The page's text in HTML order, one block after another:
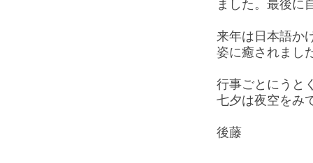
ました。最後に
来年は日本語か
姿に癒されまし
行事ごとにうと
七夕は夜空をみ
後藤